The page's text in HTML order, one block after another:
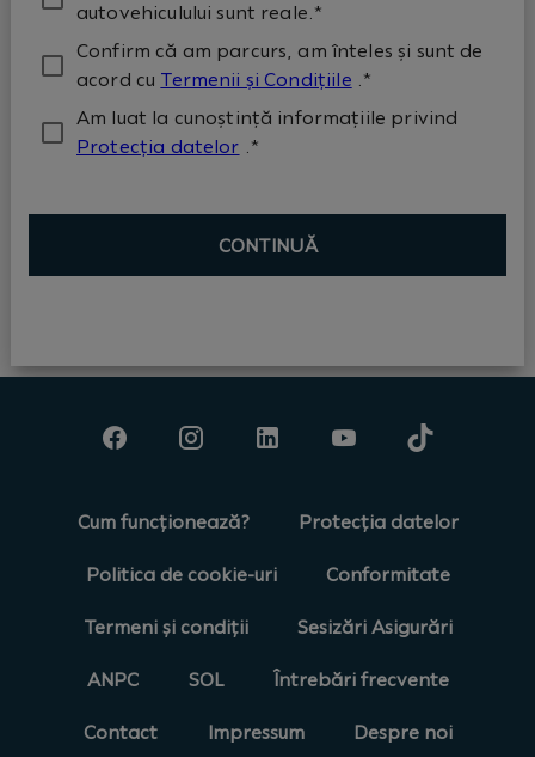
autovehiculului sunt reale.*
Confirm că am parcurs, am înteles și sunt de
acord cu Termenii și Condițiile .*
Am luat la cunoștință informațiile privind
Protecția datelor .*
CONTINUĂ
Cum funcționează? Protecția datelor
Politica de cookie-uri Conformitate
Termeni și condiții Sesizări Asigurări
ANPC SOL Întrebări frecvente
Contact Impressum Despre noi